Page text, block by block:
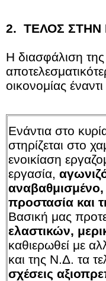
2. ΤΕΛΟΣ ΣΤΗΝ
Η διασφάλιση της
οικονομίας
Ενάντια στο
στηρίζεται στο
ενοικίαση
εργασία,
προστασία και
Βασική μας
ελαστικών,
καθιερωθεί με
και της Ν.Δ. τα
σχέσεις